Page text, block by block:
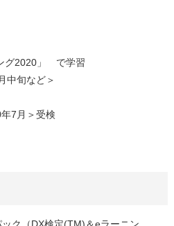
グ2020」 で学習
中旬など＞
7月＞受検